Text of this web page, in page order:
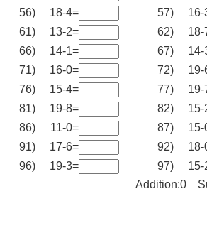
56)
18-4= 57) 16-
61)
13-2= 62) 18-
66)
14-1= 67) 14-
71)
16-0= 72) 19-
76)
15-4= 77) 19-
81)
19-8= 82) 15-
86)
11-0= 87) 15-
91)
17-6= 92) 18-
96)
19-3= 97) 15-
Addition:0